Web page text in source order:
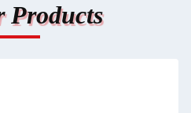
Products